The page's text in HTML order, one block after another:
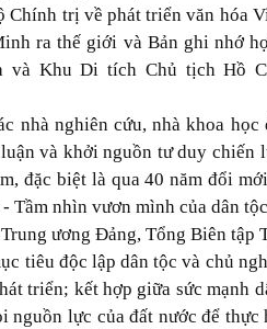
trị về phát triển văn hóa
ra thế giới và Bản ghi nhớ
và Khu Di tích Chủ tịch Hồ
nhà nghiên cứu, nhà khoa
và khởi nguồn tư duy chiến
đặc biệt là qua 40 năm đổi
Tầm nhìn vươn mình của dân
ương Đảng, Tổng Biên tập
tiêu độc lập dân tộc và chủ
triển; kết hợp giữa sức mạnh
nguồn lực của đất nước để